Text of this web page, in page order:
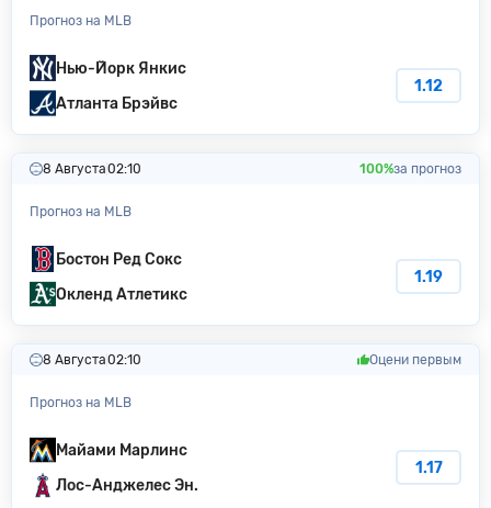
Прогноз на MLB
Нью-Йорк Янкис
Атланта Брэйвс
1.12
8 Августа02:10 100%за прогноз
Прогноз на MLB
Бостон Ред Сокс
Окленд Атлетикс
1.19
8 Августа02:10 Оцени первым
Прогноз на MLB
Майами Марлинс
Лос-Анджелес Эн.
1.17